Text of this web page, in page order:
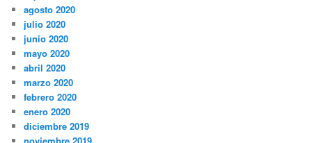
agosto 2020
julio 2020
junio 2020
mayo 2020
abril 2020
marzo 2020
febrero 2020
enero 2020
diciembre 2019